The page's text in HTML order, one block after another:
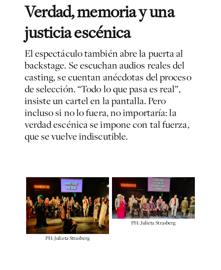
Verdad, memoria y una
justicia escénica
El espectáculo también abre la puerta al
backstage. Se escuchan audios reales del
casting, se cuentan anécdotas del proceso
de selección. “Todo lo que pasa es real”,
insiste un cartel en la pantalla. Pero
incluso si no lo fuera, no importaría: la
verdad escénica se impone con tal fuerza,
que se vuelve indiscutible.
PH: Julieta Strasberg
PH: Julieta Strasberg